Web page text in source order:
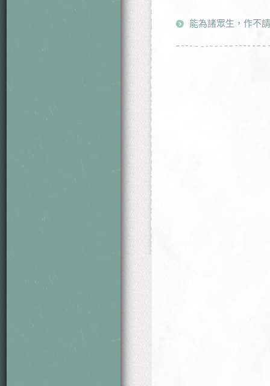
能為諸眾生，作不